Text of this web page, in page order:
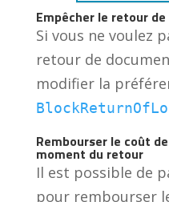
Empêcher le retour
Si vous ne voulez
retour de
modifier la
Rembourser le coût
moment du retour
Il est possible de
pour rembourser